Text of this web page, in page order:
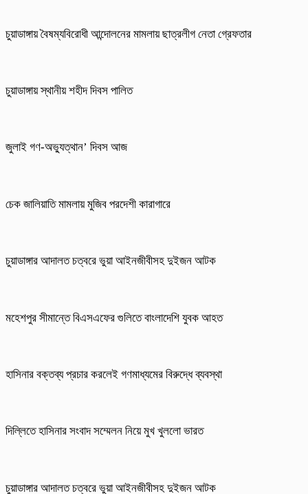
চুয়াডাঙ্গায় বৈষম্যবিরোধী আন্দোলনের মামলায় ছাত্রলীগ নেতা গ্রেফতার
চুয়াডাঙ্গায় স্থানীয় শহীদ দিবস পা‌লিত
জুলাই গণ-অভ্যুত্থান’ দিবস আজ
চেক জালিয়াতি মামলায় মুজিব পরদেশী কারাগারে
চুয়াডাঙ্গার আদালত চত্বরে ভুয়া আইনজীবীসহ দুইজন আটক
মহেশপুর সীমান্তে বিএসএফের গুলিতে বাংলাদেশি যুবক আহত
হাসিনার বক্তব্য প্রচার করলেই গণমাধ্যমের বিরুদ্ধে ব্যবস্থা
দিল্লিতে হাসিনার সংবাদ সম্মেলন নিয়ে মুখ খুললো ভারত
চুয়াডাঙ্গার আদালত চত্বরে ভুয়া আইনজীবীসহ দুইজন আটক